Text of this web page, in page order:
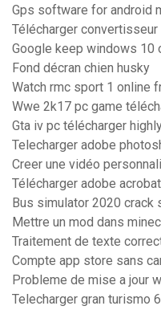
Gps software for android
Télécharger
Google keep windows 10
Fond décran chien husky
Watch rmc sport 1 online
Wwe 2k17 pc game
Gta iv pc télécharger
Telecharger adobe
Creer une vidéo
Télécharger adobe
Bus simulator 2020 crack
Mettre un mod dans
Traitement de texte
Compte app store sans
Probleme de mise a jour
Telecharger gran turismo